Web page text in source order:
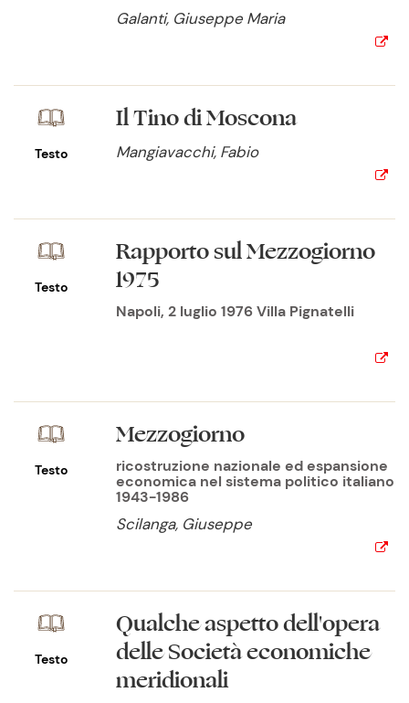
Galanti, Giuseppe Maria
Testo
Il Tino di Moscona
Mangiavacchi, Fabio
Testo
Rapporto sul Mezzogiorno
1975
Napoli, 2 luglio 1976 Villa Pignatelli
Testo
Mezzogiorno
ricostruzione nazionale ed espansione
economica nel sistema politico italiano
1943-1986
Scilanga, Giuseppe
Testo
Qualche aspetto dell'opera
delle Società economiche
meridionali